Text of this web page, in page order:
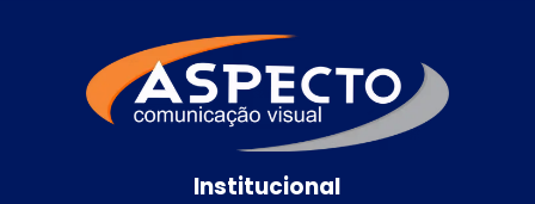
Institucional